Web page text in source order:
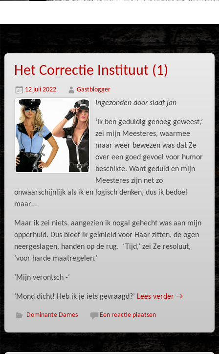
Het Correctie Instituut (1)
12 juli 2022 Gastblogger
Ingezonden door slaaf jan
‘Ik ben geduldig genoeg geweest,’
zei mijn Meesteres, waarmee
maar weer bewezen was dat Ze
over een goed gevoel voor humor
beschikte. Want geduld en mijn
Meesteres zijn net zo
onwaarschijnlijk als ik en logisch denken, dus ik bedoel
maar…
Maar ik zei niets, aangezien ik nogal gehecht was aan mijn
opperhuid. Dus bleef ik geknield voor Haar zitten, de ogen
neergeslagen, handen op de rug. ‘Tijd,’ zei Ze resoluut,
‘voor harde maatregelen.’
‘Mijn verontsch -‘
‘Mond dicht! Heb ik je iets gevraagd?’ Lees verder →
Dominante Dames Een reactie plaatsen